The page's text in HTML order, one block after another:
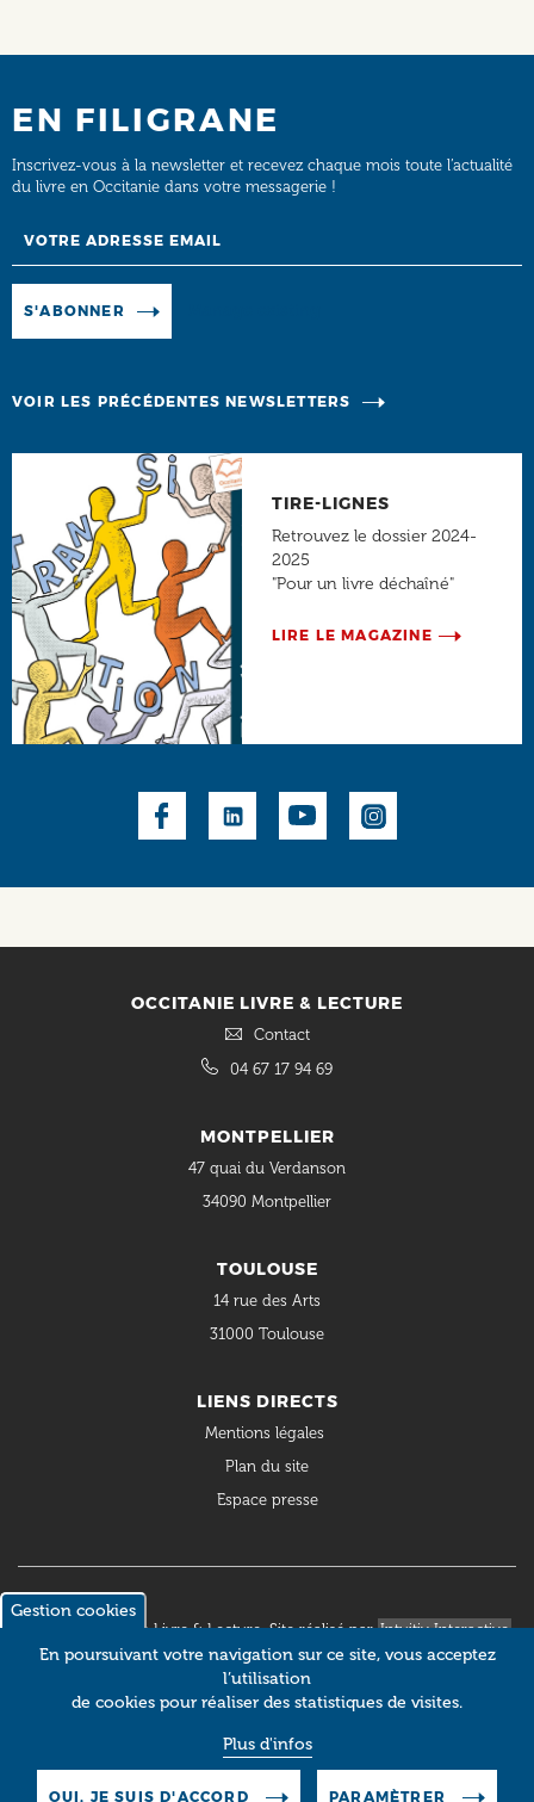
EN FILIGRANE
Inscrivez-vous à la newsletter et recevez chaque mois toute l’actualité
du livre en Occitanie dans votre messagerie !
S'ABONNER
VOIR LES PRÉCÉDENTES NEWSLETTERS
TIRE-LIGNES
Retrouvez le dossier 2024-
2025
"Pour un livre déchaîné"
LIRE LE MAGAZINE
OCCITANIE LIVRE & LECTURE
Contact
04 67 17 94 69
MONTPELLIER
47 quai du Verdanson
34090 Montpellier
TOULOUSE
14 rue des Arts
31000 Toulouse
LIENS DIRECTS
Mentions légales
Plan du site
Espace presse
© 2018 Occitanie Livre & Lecture. Site réalisé parIntuitiv Interactive
Gestion cookies
En poursuivant votre navigation sur ce site, vous acceptez
l’utilisation
de cookies pour réaliser des statistiques de visites.
Plus d'infos
OUI, JE SUIS D'ACCORD PARAMÈTRER